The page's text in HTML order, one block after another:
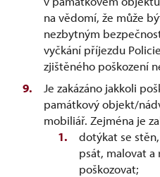
na vědomí, že může
nezbytným
vyčkání příjezdu
zjištěného poškození
Je zakázáno jakkoli
památkový objekt/
mobiliář. Zejména je
dotýkat se
psát, malovat
poškozovat;